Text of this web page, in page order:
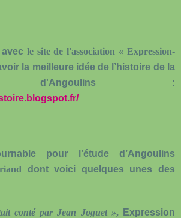
le site de l'association « Expression-
la meilleure idée de l’histoire de la
d'Angoulins :
pour l’étude d’Angoulins
dont voici quelques unes des
contépar Jean Joguet »,Expression